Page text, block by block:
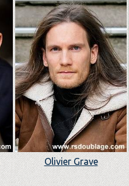
Olivier Grave